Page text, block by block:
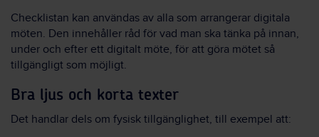
Checklistan kan användas av alla som arrangerar digitala
möten. Den innehåller råd för vad man ska tänka på innan,
under och efter ett digitalt möte, för att göra mötet så
tillgängligt som möjligt.
Bra ljus och korta texter
Det handlar dels om fysisk tillgänglighet, till exempel att: